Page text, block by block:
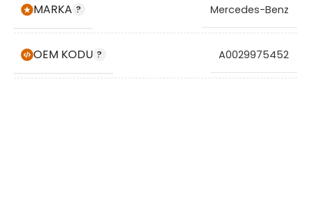
MARKA Mercedes-Benz
OEM KODU A0029975452